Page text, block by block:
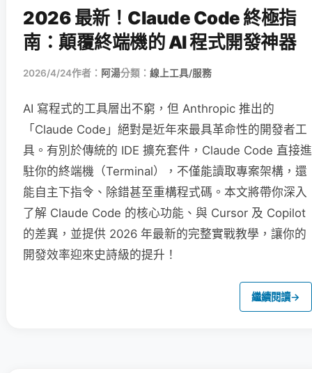
2026 最新！Claude Code 終極指
南：顛覆終端機的 AI 程式開發神器
2026/4/24作者： 阿湯分類： 線上工具/服務
AI 寫程式的工具層出不窮，但 Anthropic 推出的
「Claude Code」絕對是近年來最具革命性的開發者工
具。有別於傳統的 IDE 擴充套件，Claude Code 直接進
駐你的終端機（Terminal），不僅能讀取專案架構，還
能自主下指令、除錯甚至重構程式碼。本文將帶你深入
了解 Claude Code 的核心功能、與 Cursor 及 Copilot
的差異，並提供 2026 年最新的完整實戰教學，讓你的
開發效率迎來史詩級的提升！
繼續閱讀→